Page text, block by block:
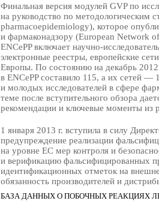
Финальная версия модулей GVP по
на руководство по методологическим
pharmacoepidemiology), которое
и фармаконадзору (European Network
ENCePP включает научно-
электронные реестры, европейские
Европы. По состоянию на декабрь 2012
в ENCePP составило 115, а их сетей
и молодых исследователей в сфере
теме после вступительного обзора
рекомендации и ключевые моменты из
1 января 2013 г. вступила в силу
предупреждение реализации
на уровне ЕС мер контроля и
и верификацию фальсифицированных
идентификационных отметок на
обязанность производителей и
БАЗА ДАННЫХ О ПОБОЧНЫХ РЕАКЦИЯХ